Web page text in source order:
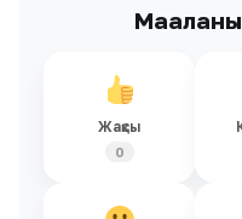
Жақсы
0